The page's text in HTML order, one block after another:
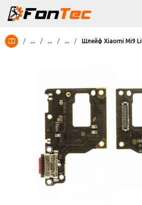
/ ... / ... / ... / Шлейф Xiaomi Mi9